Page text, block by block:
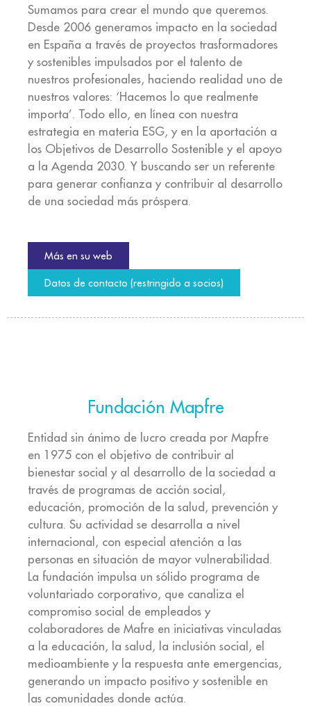
Sumamos para crear el mundo que queremos.
Desde 2006 generamos impacto en la sociedad
en España a través de proyectos trasformadores
y sostenibles impulsados por el talento de
nuestros profesionales, haciendo realidad uno de
nuestros valores: ‘Hacemos lo que realmente
importa’. Todo ello, en línea con nuestra
estrategia en materia ESG, y en la aportación a
los Objetivos de Desarrollo Sostenible y el apoyo
a la Agenda 2030. Y buscando ser un referente
para generar confianza y contribuir al desarrollo
de una sociedad más próspera.
Más en su web
Datos de contacto (restringido a socios)
Fundación Mapfre
Entidad sin ánimo de lucro creada por Mapfre
en 1975 con el objetivo de contribuir al
bienestar social y al desarrollo de la sociedad a
través de programas de acción social,
educación, promoción de la salud, prevención y
cultura. Su actividad se desarrolla a nivel
internacional, con especial atención a las
personas en situación de mayor vulnerabilidad.
La fundación impulsa un sólido programa de
voluntariado corporativo, que canaliza el
compromiso social de empleados y
colaboradores de Mafre en iniciativas vinculadas
a la educación, la salud, la inclusión social, el
medioambiente y la respuesta ante emergencias,
generando un impacto positivo y sostenible en
las comunidades donde actúa.